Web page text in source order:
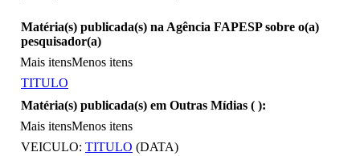
Matéria(s) publicada(s) na Agência FAPESP sobre o(a)
pesquisador(a)
Mais itensMenos itens
TITULO
Matéria(s) publicada(s) em Outras Mídias ( ):
Mais itensMenos itens
VEICULO: TITULO (DATA)